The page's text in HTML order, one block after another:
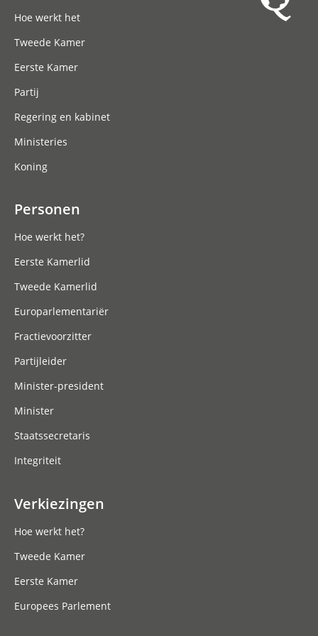
Hoe werkt het
Tweede Kamer
Eerste Kamer
Partij
Regering en kabinet
Ministeries
Koning
Personen
Hoe werkt het?
Eerste Kamerlid
Tweede Kamerlid
Europarlementariër
Fractievoorzitter
Partijleider
Minister-president
Minister
Staatssecretaris
Integriteit
Verkiezingen
Hoe werkt het?
Tweede Kamer
Eerste Kamer
Europees Parlement